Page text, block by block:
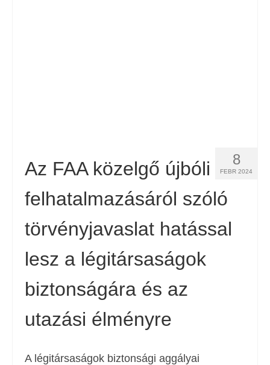
Nederlands Holland )
Suomi (Finn)
Français( Francia)
Deutsch (Német)
Italiano(Olasz)
8
FEBR 2024
Az FAA közelgő újbóli
felhatalmazásáról szóló
törvényjavaslat hatással
lesz a légitársaságok
biztonságára és az
utazási élményre
A légitársaságok biztonsági aggályai